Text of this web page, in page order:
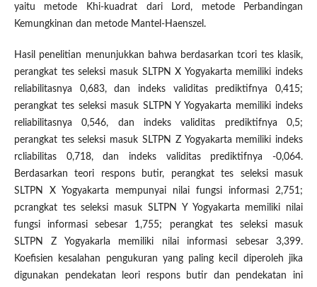
yaitu metode Khi-kuadrat dari Lord, metode Perbandingan
Kemungkinan dan metode Mantel-Haenszel.
Hasil penelitian menunjukkan bahwa berdasarkan tcori tes klasik,
perangkat tes seleksi masuk SLTPN X Yogyakarta memiliki indeks
reliabilitasnya 0,683, dan indeks validitas prediktifnya 0,415;
perangkat tes seleksi masuk SLTPN Y Yogyakarta memiliki indeks
reliabilitasnya 0,546, dan indeks validitas prediktifnya 0,5;
perangkat tes seleksi masuk SLTPN Z Yogyakarta memiliki indeks
rcliabilitas 0,718, dan indeks validitas prediktifnya -0,064.
Berdasarkan teori respons butir, perangkat tes seleksi masuk
SLTPN X Yogyakarta mempunyai nilai fungsi informasi 2,751;
pcrangkat tes seleksi masuk SLTPN Y Yogyakarta memiliki nilai
fungsi informasi sebesar 1,755; perangkat tes seleksi masuk
SLTPN Z Yogyakarla memiliki nilai informasi sebesar 3,399.
Koefisien kesalahan pengukuran yang paling kecil diperoleh jika
digunakan pendekatan leori respons butir dan pendekatan ini